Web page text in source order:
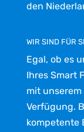
den
WIR SIND FÜR
Egal, ob es
Ihres Smart
mit
Verfügung.
kompetente